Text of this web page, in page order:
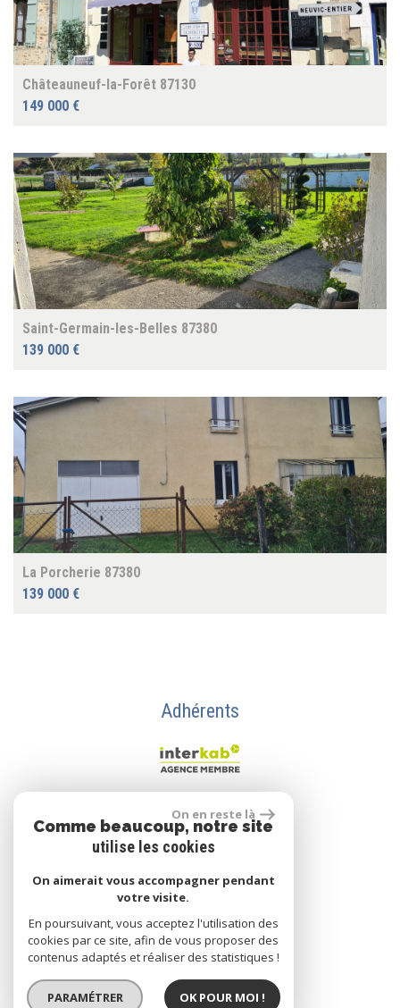
Châteauneuf-la-Forêt 87130
149 000 €
Saint-Germain-les-Belles 87380
139 000 €
La Porcherie 87380
139 000 €
Adhérents
Se connecter
Espace propriétaire
réalisé par
On en reste là
Comme beaucoup, notre site
utilise les cookies
On aimerait vous accompagner pendant
votre visite.
En poursuivant, vous acceptez l'utilisation des
cookies par ce site, afin de vous proposer des
contenus adaptés et réaliser des statistiques !
PARAMÉTRER OK POUR MOI !